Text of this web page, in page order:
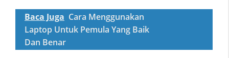
Baca Juga Cara Menggunakan
Laptop Untuk Pemula Yang Baik
Dan Benar